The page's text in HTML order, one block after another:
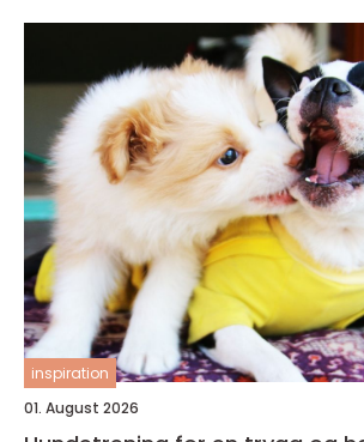
inspiration
01. August 2026